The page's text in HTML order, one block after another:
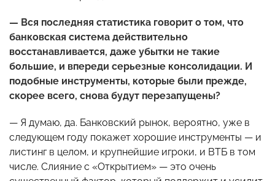
— Вся последняя статистика говорит о том, что
банковская система действительно
восстанавливается, даже убытки не такие
большие, и впереди серьезные консолидации. И
подобные инструменты, которые были прежде,
скорее всего, снова будут перезапущены?
— Я думаю, да. Банковский рынок, вероятно, уже в
следующем году покажет хорошие инструменты — и
листинг в целом, и крупнейшие игроки, и ВТБ в том
числе. Слияние с «Открытием» — это очень